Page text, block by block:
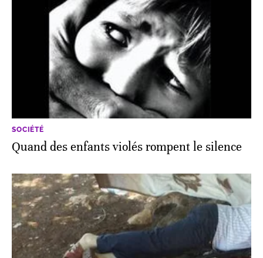
SOCIÉTÉ
Quand des enfants violés rompent le silence